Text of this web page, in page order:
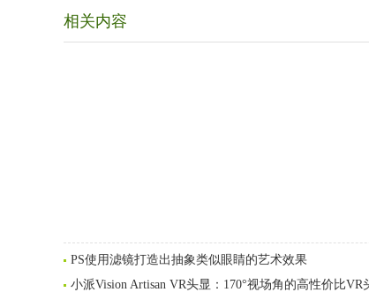
相关内容
PS使用滤镜打造出抽象类似眼睛的艺术效果
小派Vision Artisan VR头显：170°视场角的高性价比VR